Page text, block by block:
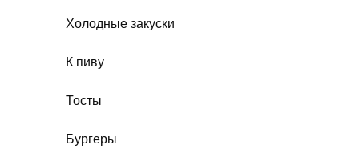
Холодные закуски
К пиву
Тосты
Бургеры